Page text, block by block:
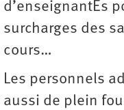
d’enseignantEs
surcharges des
cours…
Les personnels
aussi de plein